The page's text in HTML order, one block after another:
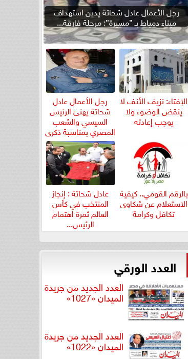
رجل الأعمال عادل شحاتة يدين استهداف
ميناء دمياط بـ ”مسيرة”: مرحلة فارقة...
الإفتاء: نزيف الأنف لا
ينقض الوضوء ولا
يوجب إعادته
رجل الأعمال عادل
شحاتة يهنئ الرئيس
السيسي والشعب
المصري بمناسبة ذكرى
ثورة...
بالرقم القومي.. كيفية
الاستعلام عن شكاوى
تكافل وكرامة
عادل شحاتة : إنجاز
المنتخب في كأس
العالم ثمرة اهتمام
الرئيس...
العدد الورقي
العدد الجديد من جريدة
الميدان «1027»
العدد الجديد من جريدة
الميدان «1022»